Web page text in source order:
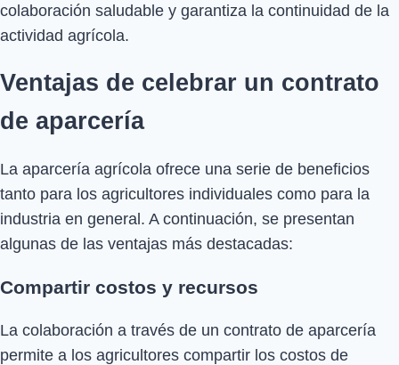
colaboración saludable y garantiza la continuidad de la
actividad agrícola.
Ventajas de celebrar un contrato
de aparcería
La aparcería agrícola ofrece una serie de beneficios
tanto para los agricultores individuales como para la
industria en general. A continuación, se presentan
algunas de las ventajas más destacadas:
Compartir costos y recursos
La colaboración a través de un contrato de aparcería
permite a los agricultores compartir los costos de